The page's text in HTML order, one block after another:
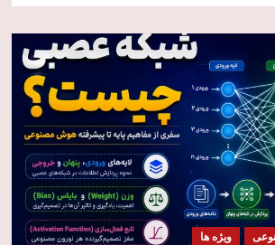
ویژه ها